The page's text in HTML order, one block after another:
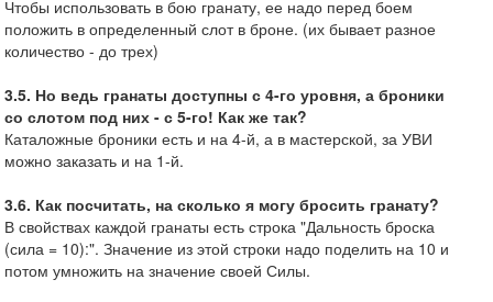
Чтобы использовать в бою гранату, ее надо перед боем
положить в определенный слот в броне. (их бывает разное
количество - до трех)
3.5. Но ведь гранаты доступны с 4-го уровня, а броники
со слотом под них - с 5-го! Как же так?
Каталожные броники есть и на 4-й, а в мастерской, за УВИ
можно заказать и на 1-й.
3.6. Как посчитать, на сколько я могу бросить гранату?
В свойствах каждой гранаты есть строка "Дальность броска
(сила = 10):". Значение из этой строки надо поделить на 10 и
потом умножить на значение своей Силы.